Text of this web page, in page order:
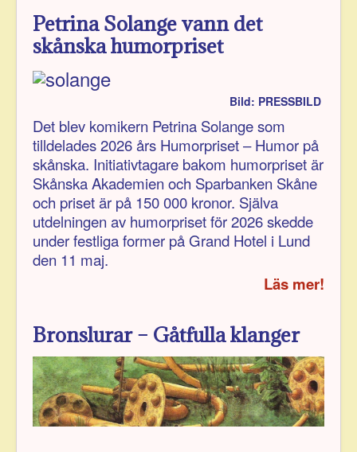
Arkiv
Vänföreningen
Petrina Solange vann det
skånska humor­priset
Bild: PRESSBILD
Det blev komikern Petrina Solange som
tilldelades 2026 års Humorpriset – Humor på
skånska. Initiativtagare bakom humorpriset är
Skånska Akademien och Spar­banken Skåne
och priset är på 150 000 kronor. Själva
utdelningen av humor­priset för 2026 skedde
under festliga former på Grand Hotel i Lund
den 11 maj.
Läs mer!
Bronslurar – Gåtfulla klanger